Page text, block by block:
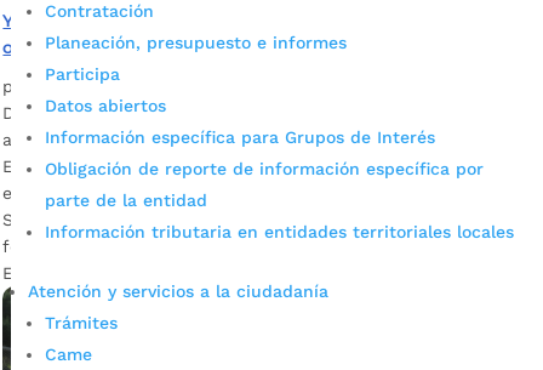
Contratación
Planeación, presupuesto e informes
Participa
Datos abiertos
Información específica para Grupos de Interés
Obligación de reporte de información específica por
parte de la entidad
Información tributaria en entidades territoriales locales
Atención y servicios a la ciudadanía
Trámites
Came
Ya hay 77.814 estudiantes matriculados en colegios
oficiales de Bucaramanga
por Alcaldía de Bucaramanga
De esta cifra, 5.099 son de origen venezolano y 1.909 tienen
alguna discapacidad. Ana Leonor Rueda Vivas, secretaria de
Educación del Municipio Descargar audio Es de anotar que
en el Sistema Integrado de Matrículas, SIMAT, de la
Secretaría de Educación de Bucaramanga, se encuentran
formalmente registrados dichos alumnos. La secretaria de
Educación del Municipio, Ana […]